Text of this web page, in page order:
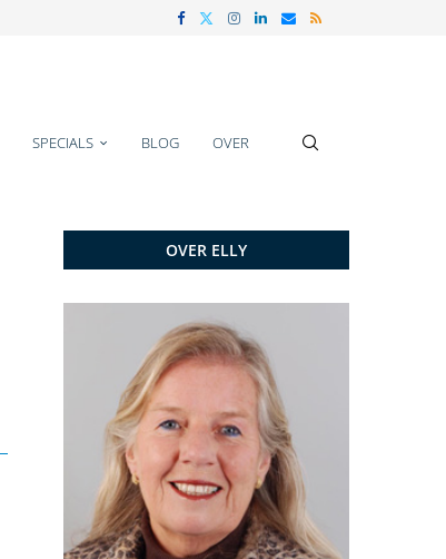
SPECIALS BLOG OVER
OVER ELLY